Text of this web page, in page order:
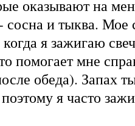
оказывают на
сосна и тыква.
когда я зажигаю
помогает мне
обеда). Запах
я часто